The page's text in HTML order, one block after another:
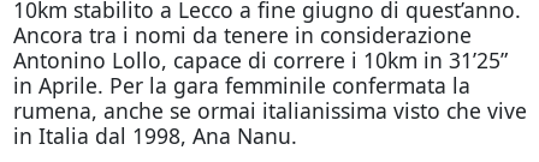
10km stabilito a Lecco a fine giugno di quest’anno.
Ancora tra i nomi da tenere in considerazione
Antonino Lollo, capace di correre i 10km in 31’25”
in Aprile. Per la gara femminile confermata la
rumena, anche se ormai italianissima visto che vive
in Italia dal 1998, Ana Nanu.